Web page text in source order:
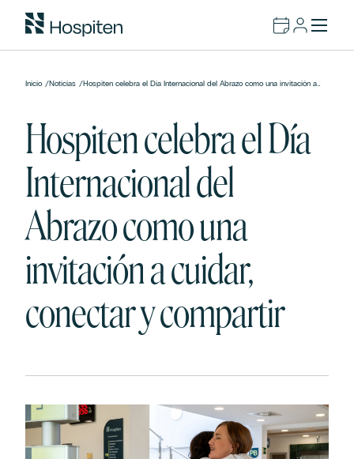
Inicio /Noticias /Hospiten celebra el Día Internacional del Abrazo como una invitación a
Hospiten celebra el Día
Internacional del
Abrazo como una
invitación a cuidar,
conectar y compartir